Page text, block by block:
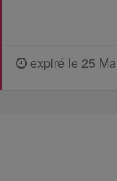
expiré le 25